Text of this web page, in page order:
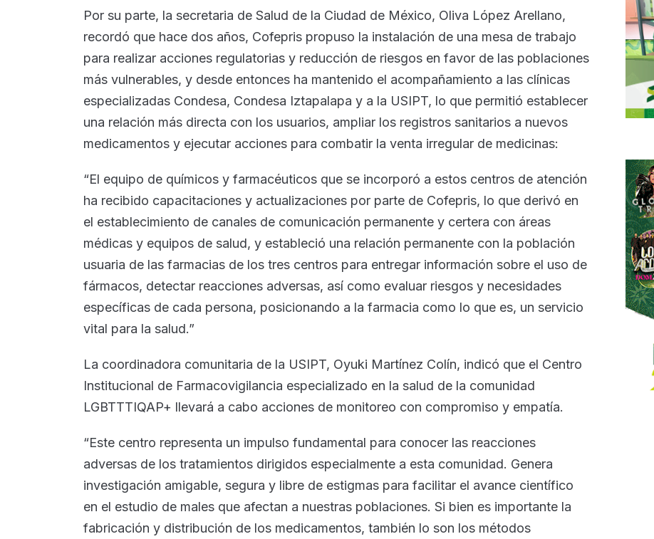
Por su parte, la secretaria de Salud de la Ciudad de México, Oliva López Arellano,
recordó que hace dos años, Cofepris propuso la instalación de una mesa de trabajo
para realizar acciones regulatorias y reducción de riesgos en favor de las poblaciones
más vulnerables, y desde entonces ha mantenido el acompañamiento a las clínicas
especializadas Condesa, Condesa Iztapalapa y a la USIPT, lo que permitió establecer
una relación más directa con los usuarios, ampliar los registros sanitarios a nuevos
medicamentos y ejecutar acciones para combatir la venta irregular de medicinas:
“El equipo de químicos y farmacéuticos que se incorporó a estos centros de atención
ha recibido capacitaciones y actualizaciones por parte de Cofepris, lo que derivó en
el establecimiento de canales de comunicación permanente y certera con áreas
médicas y equipos de salud, y estableció una relación permanente con la población
usuaria de las farmacias de los tres centros para entregar información sobre el uso de
fármacos, detectar reacciones adversas, así como evaluar riesgos y necesidades
específicas de cada persona, posicionando a la farmacia como lo que es, un servicio
vital para la salud.”
La coordinadora comunitaria de la USIPT, Oyuki Martínez Colín, indicó que el Centro
Institucional de Farmacovigilancia especializado en la salud de la comunidad
LGBTTTIQAP+ llevará a cabo acciones de monitoreo con compromiso y empatía.
“Este centro representa un impulso fundamental para conocer las reacciones
adversas de los tratamientos dirigidos especialmente a esta comunidad. Genera
investigación amigable, segura y libre de estigmas para facilitar el avance científico
en el estudio de males que afectan a nuestras poblaciones. Si bien es importante la
fabricación y distribución de los medicamentos, también lo son los métodos